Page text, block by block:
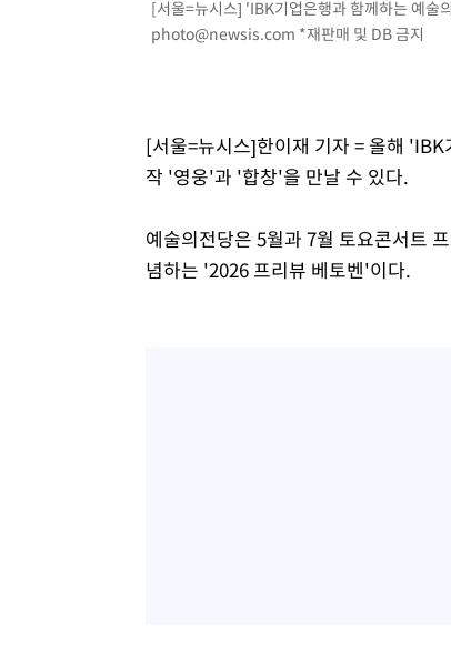
[속보]원·달러 환율, 7.7원 내린 1416.1원 마감
[속보] 노원서 40.1도 관측…서울, 2018년 이후 첫 40
11시간 압수수색에 성접대 파문까지…'쑥대밭' 된 축
[속보]규제합리화위원회 부위원장에 김태유 서울대
[서울=뉴시스] 'IBK기업은행과 함께하는 예
photo@newsis.com *재판매 및 DB 금지
[서울=뉴시스]한이재 기자 = 올해
작 '영웅'과 '합창'을 만날 수 있다.
예술의전당은 5월과 7월 토요콘서트
념하는 '2026 프리뷰 베토벤'이다.